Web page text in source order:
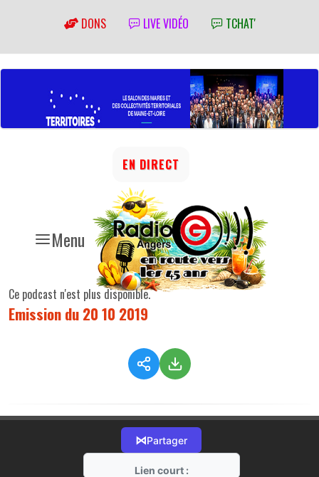
DONS LIVE VIDÉO TCHAT'
Menu
EN DIRECT
Ce podcast n'est plus disponible.
Emission du 20 10 2019
⋈Partager
Lien court :